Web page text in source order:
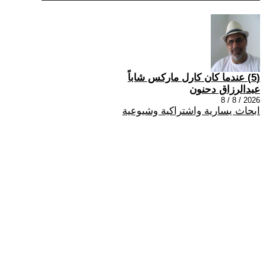
(5) عندما كان كارل ماركس شاباً
عبدالرزاق دحنون
2026 / 8 / 8
ابحاث يسارية واشتراكية وشيوعية